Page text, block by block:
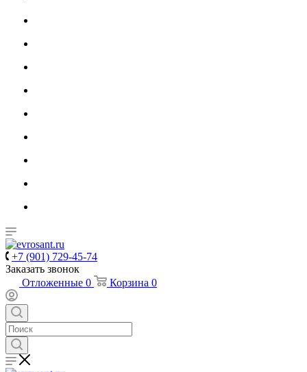
+7 (901) 729-45-74
Заказать звонок
Отложенные 0 Корзина 0